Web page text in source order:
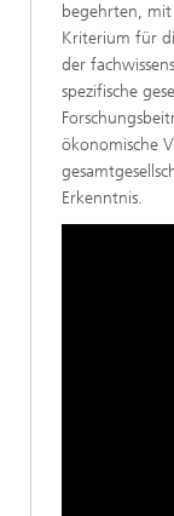
begehrten,
Kriterium für
der
spezifische
ökonomische
Erkenntnis.